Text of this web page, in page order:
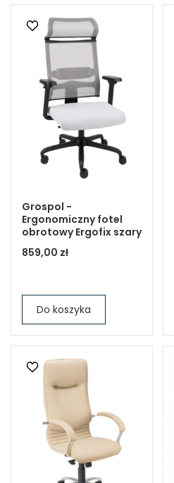
Grospol -
Ergonomiczny fotel
obrotowy Ergofix szary
859,00 zł
Do koszyka